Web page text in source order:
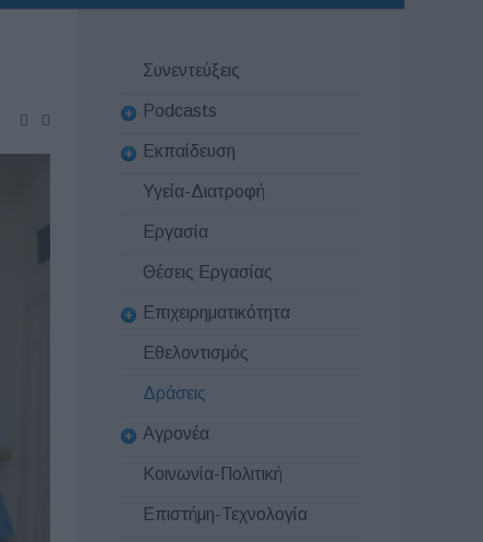
Συνεντεύξεις
Podcasts
Εκπαίδευση
Υγεία-Διατροφή
Εργασία
Θέσεις Εργασίας
Επιχειρηματικότητα
Εθελοντισμός
Δράσεις
Αγρονέα
Κοινωνία-Πολιτική
Επιστήμη-Τεχνολογία